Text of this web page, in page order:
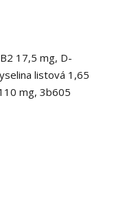
17,5 mg, D-
listová 1,65
mg, 3b605